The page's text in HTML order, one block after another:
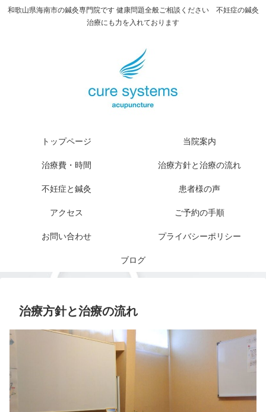
和歌山県海南市の鍼灸専門院です 健康問題全般ご相談ください 不妊症の鍼灸
治療にも力を入れております
トップページ 当院案内
治療費・時間 治療方針と治療の流れ
不妊症と鍼灸 患者様の声
アクセス ご予約の手順
お問い合わせ プライバシーポリシー
ブログ
治療方針と治療の流れ